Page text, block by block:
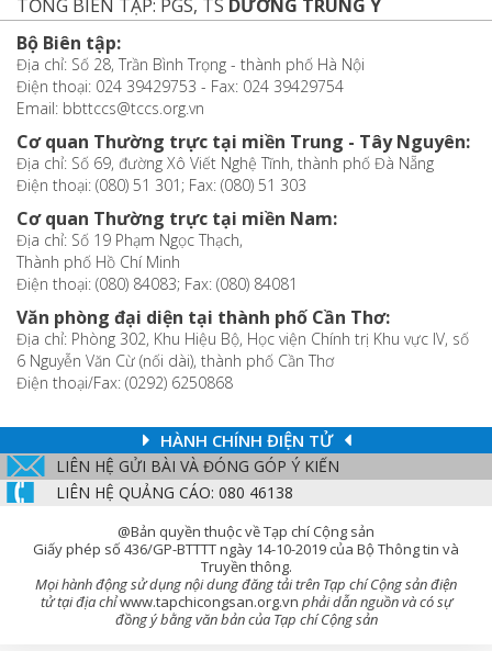
TỔNG BIÊN TẬP: PGS, TS DƯƠNG TRUNG Ý
Bộ Biên tập:
Địa chỉ: Số 28, Trần Bình Trọng - thành phố Hà Nội
Điện thoại: 024 39429753 - Fax: 024 39429754
Email: bbttccs@tccs.org.vn
Cơ quan Thường trực tại miền Trung - Tây Nguyên:
Địa chỉ: Số 69, đường Xô Viết Nghệ Tĩnh, thành phố Đà Nẵng
Điện thoại: (080) 51 301; Fax: (080) 51 303
Cơ quan Thường trực tại miền Nam:
Địa chỉ: Số 19 Phạm Ngọc Thạch,
Thành phố Hồ Chí Minh
Điện thoại: (080) 84083; Fax: (080) 84081
Văn phòng đại diện tại thành phố Cần Thơ:
Địa chỉ: Phòng 302, Khu Hiệu Bộ, Học viện Chính trị Khu vực IV, số
6 Nguyễn Văn Cừ (nối dài), thành phố Cần Thơ
Điện thoại/Fax: (0292) 6250868
HÀNH CHÍNH ĐIỆN TỬ
LIÊN HỆ GỬI BÀI VÀ ĐÓNG GÓP Ý KIẾN
LIÊN HỆ QUẢNG CÁO: 080 46138
@Bản quyền thuộc về Tạp chí Cộng sản
Giấy phép số 436/GP-BTTTT ngày 14-10-2019 của Bộ Thông tin và
Truyền thông.
Mọi hành động sử dụng nội dung đăng tải trên Tạp chí Cộng sản điện
tử tại địa chỉwww.tapchicongsan.org.vn phải dẫn nguồn và có sự
đồng ý bằng văn bản của Tạp chí Cộng sản